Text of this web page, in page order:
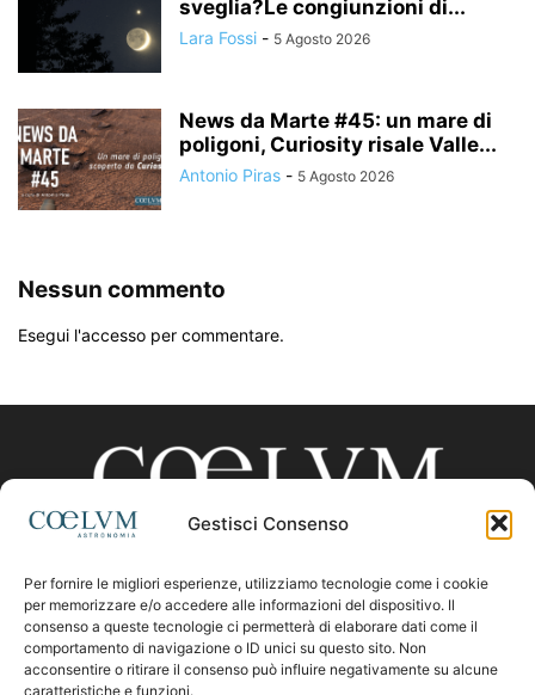
Gestisci Consenso
Per fornire le migliori esperienze, utilizziamo tecnologie come i cookie
per memorizzare e/o accedere alle informazioni del dispositivo. Il
consenso a queste tecnologie ci permetterà di elaborare dati come il
comportamento di navigazione o ID unici su questo sito. Non
acconsentire o ritirare il consenso può influire negativamente su alcune
caratteristiche e funzioni.
sveglia?Le congiunzioni di...
Lara Fossi - 5 Agosto 2026
News da Marte #45: un mare di
poligoni, Curiosity risale Valle...
Antonio Piras - 5 Agosto 2026
Nessun commento
Esegui l'accesso per commentare.
CHI SIAMO
Contattaci:coelumastro@coelum.com